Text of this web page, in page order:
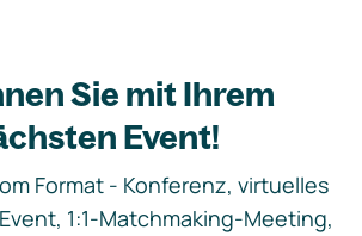
Sie mit Ihrem
Event!
Format - Konferenz, virtuelles
1:1-Matchmaking-Meeting,